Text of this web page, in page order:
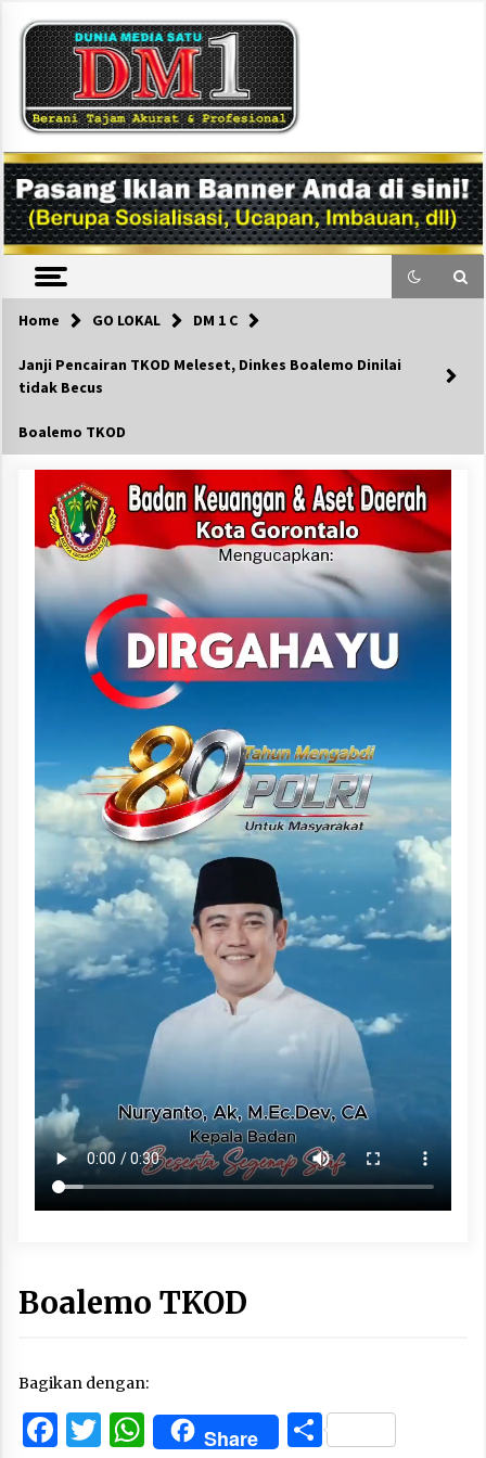
content
DM1
Home GO LOKAL DM 1 C
Janji Pencairan TKOD Meleset, Dinkes Boalemo Dinilai
tidak Becus
Boalemo TKOD
Boalemo TKOD
Bagikan dengan:
Facebook
Twitter
WhatsApp
Share Share